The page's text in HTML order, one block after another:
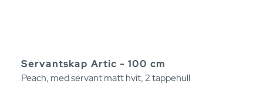
Servantskap Artic - 100 cm
Peach, med servant matt hvit, 2 tappehull